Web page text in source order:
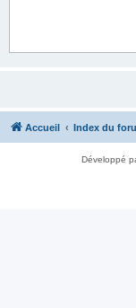
Accueil Index du
Développé